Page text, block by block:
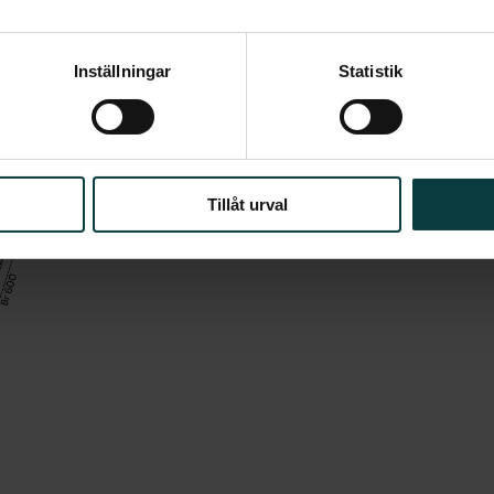
Inställningar Statistik
Tillåt urval